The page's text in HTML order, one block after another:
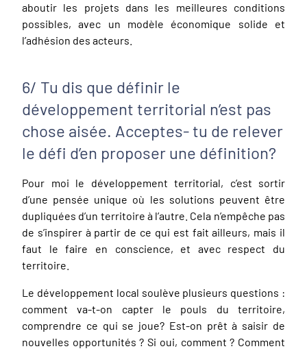
aboutir les projets dans les meilleures conditions
possibles, avec un modèle économique solide et
l’adhésion des acteurs.
6/ Tu dis que définir le
développement territorial n’est pas
chose aisée. Acceptes- tu de relever
le défi d’en proposer une définition?
Pour moi le développement territorial, c’est sortir
d’une pensée unique où les solutions peuvent être
dupliquées d’un territoire à l’autre. Cela n’empêche pas
de s’inspirer à partir de ce qui est fait ailleurs, mais il
faut le faire en conscience, et avec respect du
territoire.
Le développement local soulève plusieurs questions :
comment va-t-on capter le pouls du territoire,
comprendre ce qui se joue? Est-on prêt à saisir de
nouvelles opportunités ? Si oui, comment ? Comment